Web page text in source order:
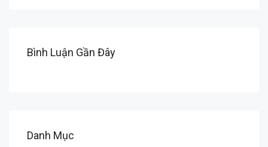
Bình Luận Gần Đây
Danh Mục